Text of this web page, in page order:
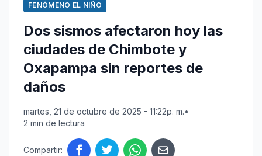
FENÓMENO EL NIÑO
Dos sismos afectaron hoy las
ciudades de Chimbote y
Oxapampa sin reportes de
daños
martes, 21 de octubre de 2025 - 11:22p. m.•
2 min de lectura
Compartir: